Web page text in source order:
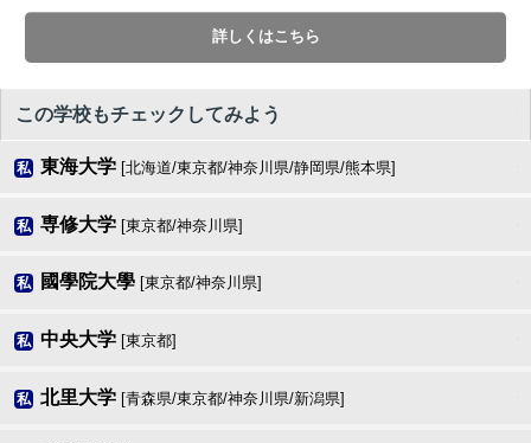
詳しくはこちら
この学校もチェックしてみよう
私 東海大学 [北海道/東京都/神奈川県/静岡県/熊本県]
私 専修大学 [東京都/神奈川県]
私 國學院大學 [東京都/神奈川県]
私 中央大学 [東京都]
私 北里大学 [青森県/東京都/神奈川県/新潟県]